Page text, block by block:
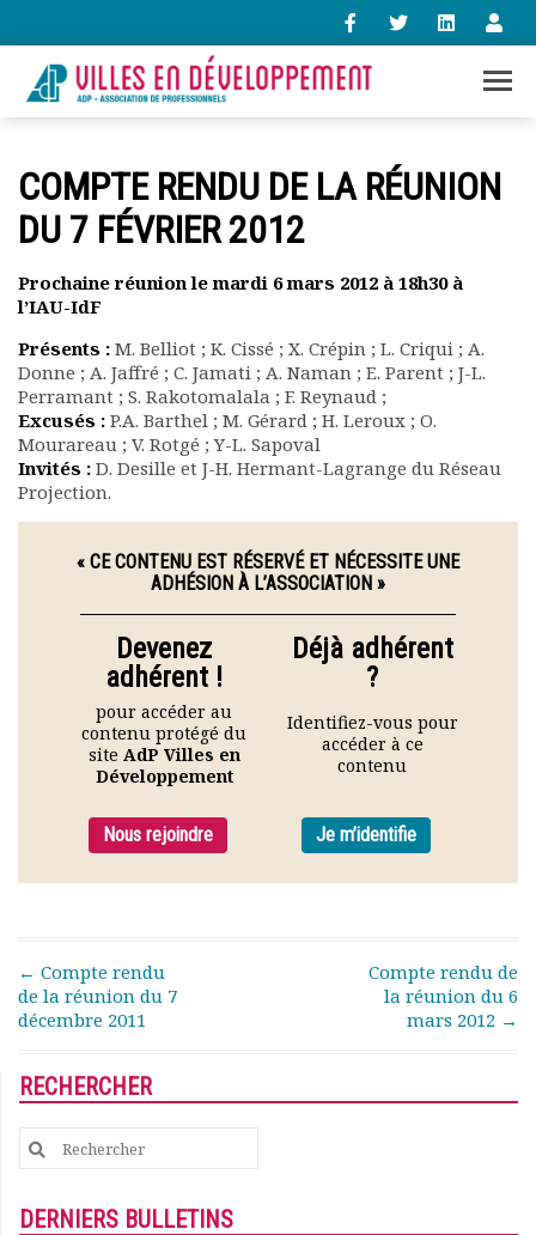
contact@villes-developpement.org
L’association
Présentation vidéo
Le bureau
Statuts de l’association
Vie de l’association
Calendrier des activités
Assemblées générales
Comptes rendus mensuels
Rapports moraux
Rapports financiers
Nous rejoindre
Présentation du bulletin
Bulletins Villes en
développement
Ressources
Nos actions
Matinales
Nos partenaires
Publications et rapports
Documents
Les adhérents
Annuaire
Forum
COMPTE RENDU DE LA RÉUNION
DU 7 FÉVRIER 2012
Prochaine réunion le mardi 6 mars 2012 à 18h30 à
l’IAU-IdF
Présents : M. Belliot ; K. Cissé ; X. Crépin ; L. Criqui ; A.
Donne ; A. Jaffré ; C. Jamati ; A. Naman ; E. Parent ; J-L.
Perramant ; S. Rakotomalala ; F. Reynaud ;
Excusés : P.A. Barthel ; M. Gérard ; H. Leroux ; O.
Mourareau ; V. Rotgé ; Y-L. Sapoval
Invités : D. Desille et J-H. Hermant-Lagrange du Réseau
Projection.
« CE CONTENU EST RÉSERVÉ ET NÉCESSITE UNE
ADHÉSION À L’ASSOCIATION »
Devenez
adhérent !
pour accéder au
contenu protégé du
site AdP Villes en
Développement
Nous rejoindre
Déjà adhérent
?
Identifiez-vous pour
accéder à ce
contenu
Je m’identifie
Post navigation
← Compte rendu
de la réunion du 7
décembre 2011
Compte rendu de
la réunion du 6
mars 2012 →
RECHERCHER
Search
for:
DERNIERS BULLETINS